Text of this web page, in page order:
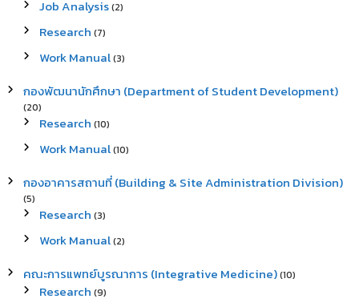
Job Analysis(2)
Research (7)
Work Manual(3)
กองพัฒนานักศึกษา (Department of Student Development)
(20)
Research (10)
Work Manual(10)
กองอาคารสถานที่ (Building & Site Administration Division)
(5)
Research (3)
Work Manual(2)
คณะการแพทย์บูรณาการ (Integrative Medicine)(10)
Research (9)